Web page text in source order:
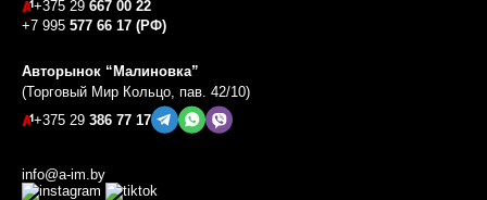
+375 29 667 00 22
+7 995 577 66 17 (РФ)
Авторынок “Малиновка”
(Торговый Мир Кольцо, пав. 42/10)
+375 29 386 77 17
info@a-im.by